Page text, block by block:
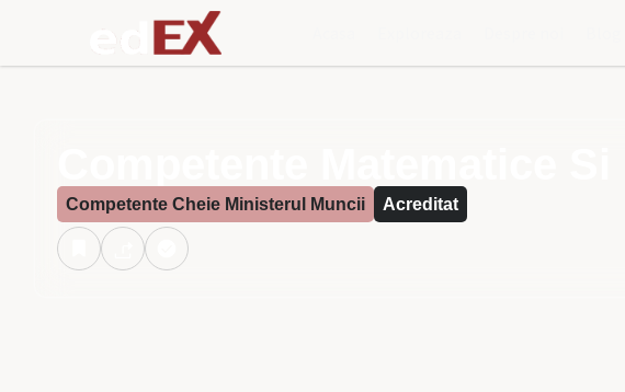
Competente Cheie Ministerul Muncii Acreditat